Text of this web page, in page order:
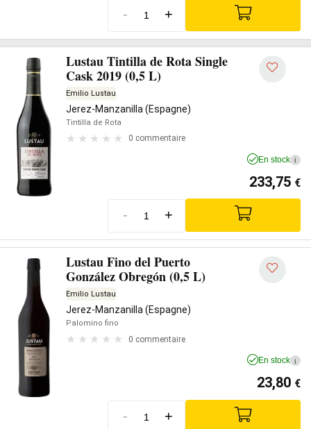
- +
Lustau Tintilla de Rota Single
Cask 2019 (0,5 L)
Emilio Lustau
Jerez-Manzanilla (Espagne)
Tintilla de Rota
0 commentaire
En stock i
233,75 €
- +
Lustau Fino del Puerto
González Obregón (0,5 L)
Emilio Lustau
Jerez-Manzanilla (Espagne)
Palomino fino
0 commentaire
En stock i
23,80 €
- +